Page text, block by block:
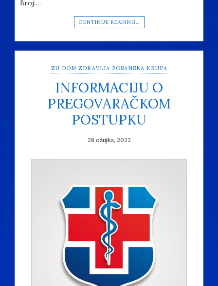
Broj:…
CONTINUE READING…
ZU DOM ZDRAVLJA BOSANSKA KRUPA
INFORMACIJU O
PREGOVARAČKOM
POSTUPKU
28 ožujka, 2022